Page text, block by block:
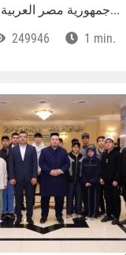
جمهورية مصر العربية لدى جمهورية أوزب...
249946 1 min.